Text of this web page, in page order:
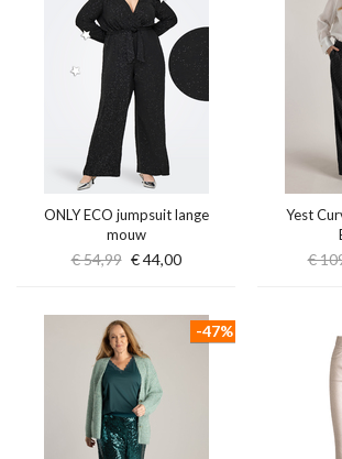
ONLY ECO jumpsuit lange
mouw
€ 54,99 € 44,00
Yest
€
-47%